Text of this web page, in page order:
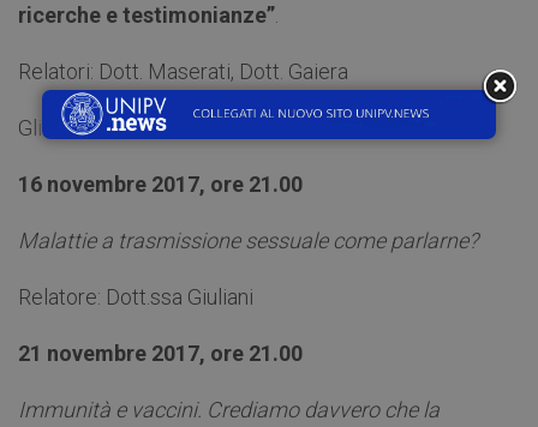
ricerche e testimonianze”
Relatori: Dott. Maserati, Dott. Gaiera
Gli incontri successivi:
16 novembre 2017, ore 21.00
Malattie a trasmissione sessuale come parlarne?
Relatore: Dott.ssa Giuliani
21 novembre 2017, ore 21.00
Immunità e vaccini. Crediamo davvero che la